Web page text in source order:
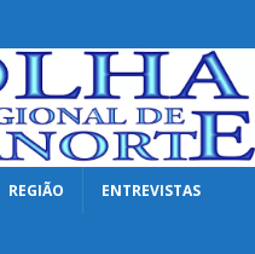
REGIÃO ENTREVISTAS